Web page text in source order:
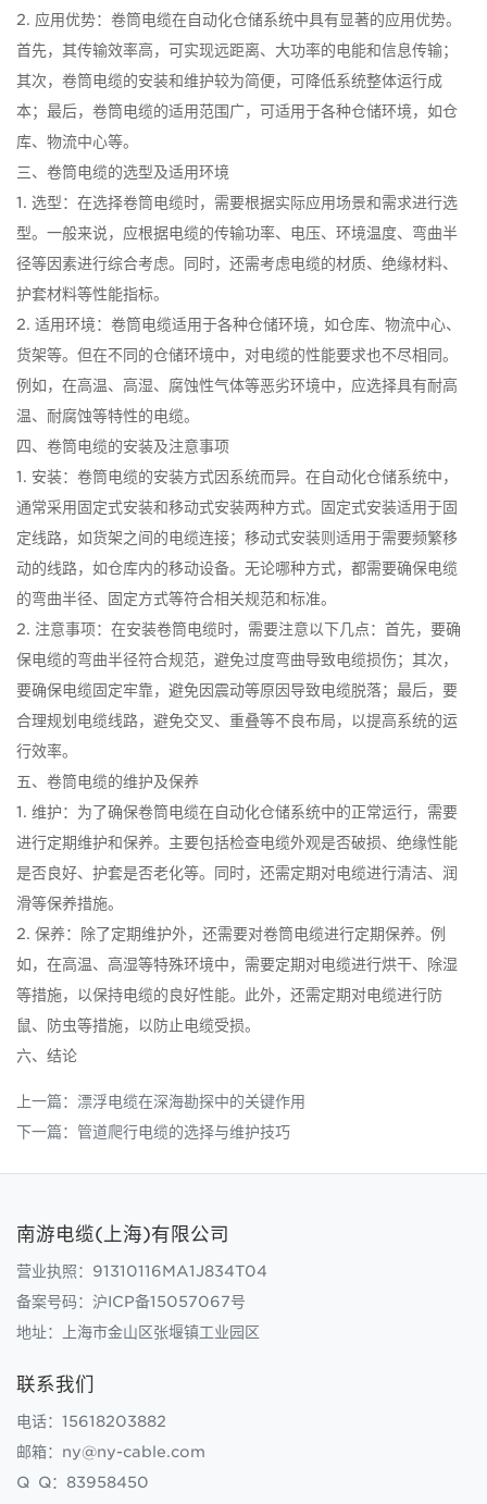
2. 应用优势：卷筒电缆在自动化仓储系统中具有显著的应用优势。
首先，其传输效率高，可实现远距离、大功率的电能和信息传输；
其次，卷筒电缆的安装和维护较为简便，可降低系统整体运行成
本；最后，卷筒电缆的适用范围广，可适用于各种仓储环境，如仓
库、物流中心等。
三、卷筒电缆的选型及适用环境
1. 选型：在选择卷筒电缆时，需要根据实际应用场景和需求进行选
型。一般来说，应根据电缆的传输功率、电压、环境温度、弯曲半
径等因素进行综合考虑。同时，还需考虑电缆的材质、绝缘材料、
护套材料等性能指标。
2. 适用环境：卷筒电缆适用于各种仓储环境，如仓库、物流中心、
货架等。但在不同的仓储环境中，对电缆的性能要求也不尽相同。
例如，在高温、高湿、腐蚀性气体等恶劣环境中，应选择具有耐高
温、耐腐蚀等特性的电缆。
四、卷筒电缆的安装及注意事项
1. 安装：卷筒电缆的安装方式因系统而异。在自动化仓储系统中，
通常采用固定式安装和移动式安装两种方式。固定式安装适用于固
定线路，如货架之间的电缆连接；移动式安装则适用于需要频繁移
动的线路，如仓库内的移动设备。无论哪种方式，都需要确保电缆
的弯曲半径、固定方式等符合相关规范和标准。
2. 注意事项：在安装卷筒电缆时，需要注意以下几点：首先，要确
保电缆的弯曲半径符合规范，避免过度弯曲导致电缆损伤；其次，
要确保电缆固定牢靠，避免因震动等原因导致电缆脱落；最后，要
合理规划电缆线路，避免交叉、重叠等不良布局，以提高系统的运
行效率。
五、卷筒电缆的维护及保养
1. 维护：为了确保卷筒电缆在自动化仓储系统中的正常运行，需要
进行定期维护和保养。主要包括检查电缆外观是否破损、绝缘性能
是否良好、护套是否老化等。同时，还需定期对电缆进行清洁、润
滑等保养措施。
2. 保养：除了定期维护外，还需要对卷筒电缆进行定期保养。例
如，在高温、高湿等特殊环境中，需要定期对电缆进行烘干、除湿
等措施，以保持电缆的良好性能。此外，还需定期对电缆进行防
鼠、防虫等措施，以防止电缆受损。
六、结论
上一篇： 漂浮电缆在深海勘探中的关键作用
下一篇： 管道爬行电缆的选择与维护技巧
南游电缆(上海)有限公司
营业执照：91310116MA1J834T04
备案号码： 沪ICP备15057067号
地址：上海市金山区张堰镇工业园区
联系我们
电话：15618203882
邮箱：ny@ny-cable.com
Q Q：83958450